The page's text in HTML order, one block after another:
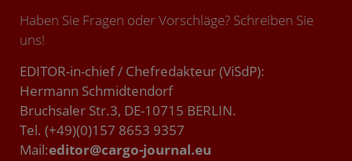
Haben Sie Fragen oder Vorschläge? Schreiben Sie
uns!
EDITOR-in-chief / Chefredakteur (ViSdP):
Hermann Schmidtendorf
Bruchsaler Str.3, DE-10715 BERLIN.
Tel. (+49)(0)157 8653 9357
Mail:editor@cargo-journal.eu